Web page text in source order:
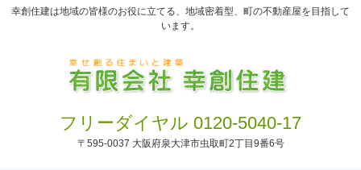
幸創住建は地域の皆様のお役に立てる、地域密着型、町の不動産屋を目指して
います。
フリーダイヤル 0120-5040-17
〒595-0037 大阪府泉大津市虫取町2丁目9番6号